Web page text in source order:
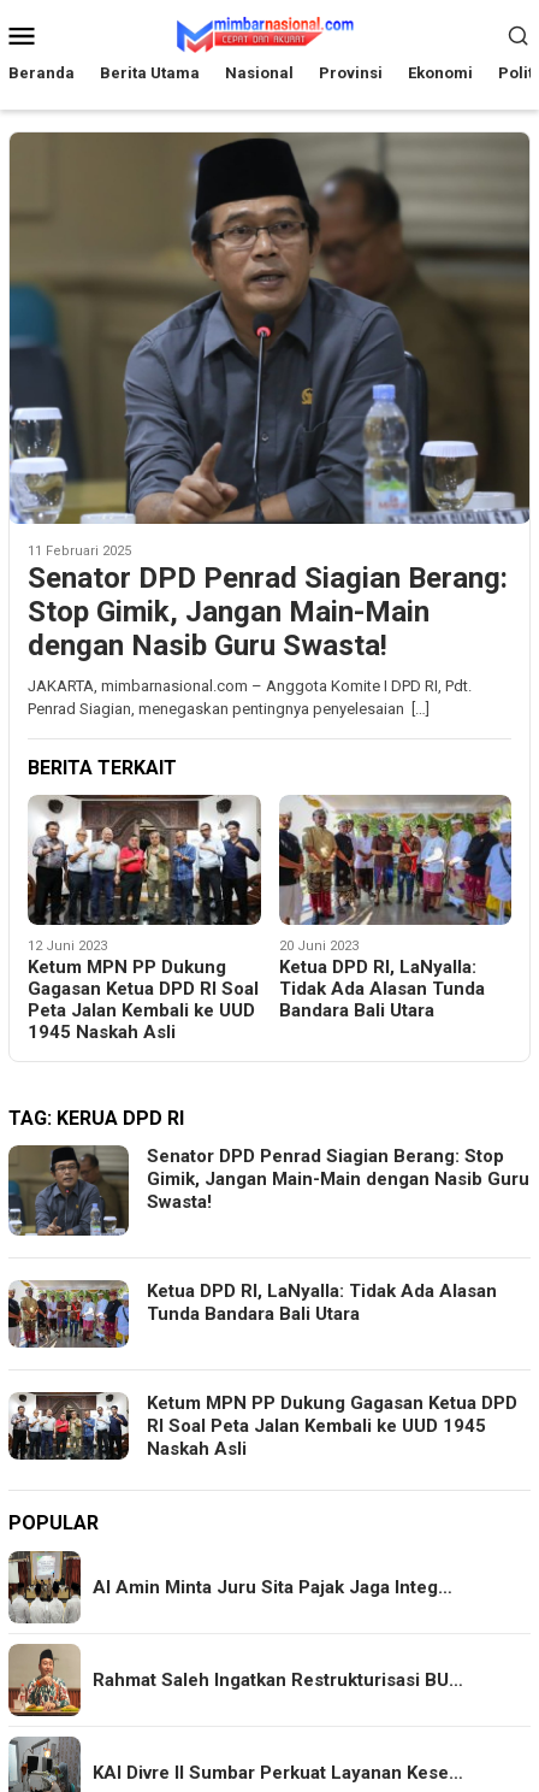
ke
Mobile
Beranda Berita Utama Nasional Provinsi Ekonomi
11 Februari 2025
Senator DPD Penrad Siagian Berang:
Stop Gimik, Jangan Main-Main
dengan Nasib Guru Swasta!
JAKARTA, mimbarnasional.com – Anggota Komite I DPD RI, Pdt.
Penrad Siagian, menegaskan pentingnya penyelesaian […]
BERITA TERKAIT
12 Juni 2023
Ketum MPN PP Dukung
Gagasan Ketua DPD RI Soal
Peta Jalan Kembali ke UUD
1945 Naskah Asli
20 Juni 2023
Ketua DPD RI, LaNyalla:
Tidak Ada Alasan Tunda
Bandara Bali Utara
TAG: KERUA DPD RI
Senator DPD Penrad Siagian Berang: Stop
Gimik, Jangan Main-Main dengan Nasib Guru
Swasta!
Ketua DPD RI, LaNyalla: Tidak Ada Alasan
Tunda Bandara Bali Utara
Ketum MPN PP Dukung Gagasan Ketua DPD
RI Soal Peta Jalan Kembali ke UUD 1945
Naskah Asli
POPULAR
Al Amin Minta Juru Sita Pajak Jaga Integ…
Rahmat Saleh Ingatkan Restrukturisasi BU…
KAI Divre II Sumbar Perkuat Layanan Kese…